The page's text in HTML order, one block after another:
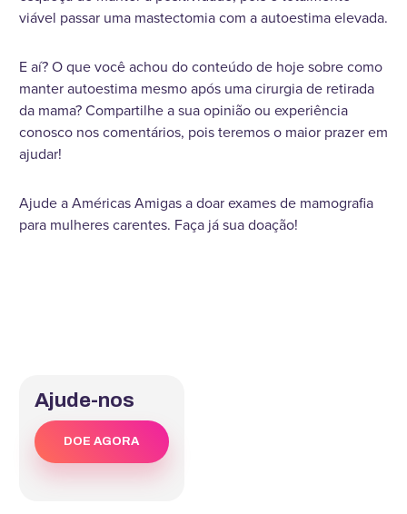
viável passar uma mastectomia com a autoestima elevada.
E aí? O que você achou do conteúdo de hoje sobre como
manter autoestima mesmo após uma cirurgia de retirada
da mama? Compartilhe a sua opinião ou experiência
conosco nos comentários, pois teremos o maior prazer em
ajudar!
Ajude a Américas Amigas a doar exames de mamografia
para mulheres carentes. Faça já sua doação!
Ajude-nos
DOE AGORA